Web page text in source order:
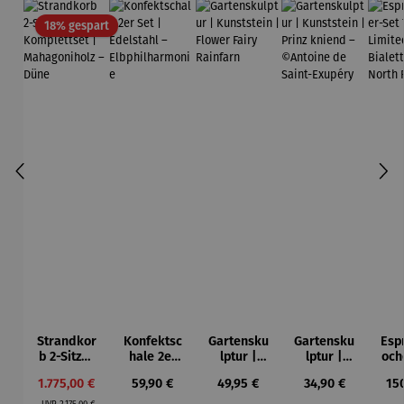
18% gespartRabatt
Strandkor
b 2-Sitzer
et |
Verkaufspreis:
1.775,00 €
Regulärer Preis:
Konfektsc
hale 2er
Edelstahl
Regulärer Preis:
59,90 €
Gartensku
lptur |
| Flower
Regulärer Preis:
49,95 €
Gartensku
lptur |
| Prinz
Regulärer Preis:
34,90 €